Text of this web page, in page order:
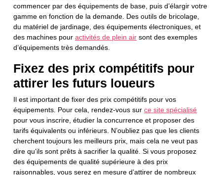
commencer par des équipements de base, puis d’élargir votre
gamme en fonction de la demande. Des outils de bricolage,
du matériel de jardinage, des équipements électroniques, et
des machines pour activités de plein air sont des exemples
d’équipements très demandés.
Fixez des prix compétitifs pour
attirer les futurs loueurs
Il est important de fixer des prix compétitifs pour vos
équipements. Pour cela, rendez-vous sur ce site spécialisé
pour vous inscrire, étudier la concurrence et proposer des
tarifs équivalents ou inférieurs. N’oubliez pas que les clients
cherchent toujours les meilleurs prix, mais cela ne veut pas
dire qu’ils sont prêts à sacrifier la qualité. Si vous proposez
des équipements de qualité supérieure à des prix
raisonnables, vous serez en mesure d’attirer de nombreux